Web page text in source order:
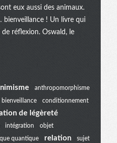
eux aussi des animaux.
bienveillance ! Un livre qui
réflexion. Oswald, le
anthropomorphisme
bienveillance conditionnement
de légèreté
intégration objet
quantique relation sujet